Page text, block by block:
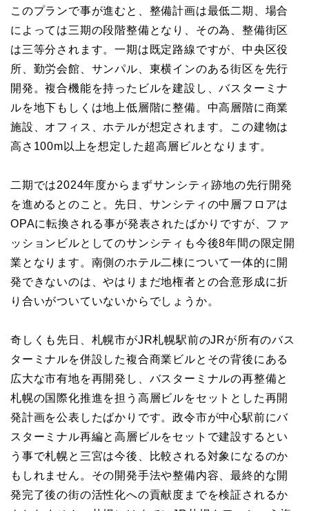
このプランで事が進むと、整備計画は最低二期、場合
によっては三期の段階整備となり、その為、整備街区
は三等分されます。一期は既定路線ですが、中央区役
所、勤労会館、サンパル、東横インのある街区を先行
開発。複合機能を持ったビルを建設し、バスターミナ
ルを地下もしくは地上低層階に整備。中高層階に商業
施設、オフィス、ホテルが想定されます。この建物は
高さ100m以上を想定した超高層ビルとなります。
二期では2024年度からまずサンシティ跡地の先行開発
を進めるとのこと。先日、サンシティの中層フロアは
OPAに転換される事が発表されたばかりですが、ファ
ッションビルとしてのサンシティも今後8年間の限定開
業となります。南側のホテル二棟について一体的に開
発できないのは、やはりまだ地権者との合意形成に折
り合いがついていないからでしょうか。
奇しくも先日、札幌市がJR札幌駅前のJRが所有のバス
ターミナルを併設した複合商業ビルとその背後にある
広大な市有地を再開発し、バスターミナルの再整備と
札幌の国際化推進を担う高層ビルをセットとした再開
発計画を公表したばかりです。政令市が中心駅前にバ
スターミナル再編と高層ビルをセットで建設するとい
う事で札幌と三宮は今後、比較される対象になるのか
もしれません。その開発手法や整備内容、最終的な開
発完了後の街の活性化への貢献度までを検証されるか